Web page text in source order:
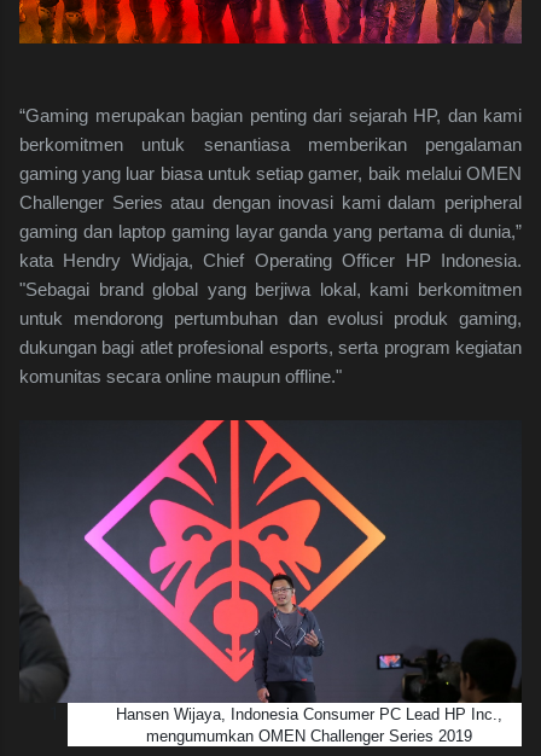
“Gaming merupakan bagian penting dari sejarah HP, dan kami
berkomitmen untuk senantiasa memberikan pengalaman
gaming yang luar biasa untuk setiap gamer, baik melalui OMEN
Challenger Series atau dengan inovasi kami dalam peripheral
gaming dan laptop gaming layar ganda yang pertama di dunia,”
kata Hendry Widjaja, Chief Operating Officer HP Indonesia.
"Sebagai brand global yang berjiwa lokal, kami berkomitmen
untuk mendorong pertumbuhan dan evolusi produk gaming,
dukungan bagi atlet profesional esports, serta program kegiatan
komunitas secara online maupun offline."
Hansen Wijaya, Indonesia Consumer PC Lead HP Inc.,
mengumumkan OMEN Challenger Series 2019